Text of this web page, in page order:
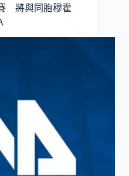
將與同胞穆霍